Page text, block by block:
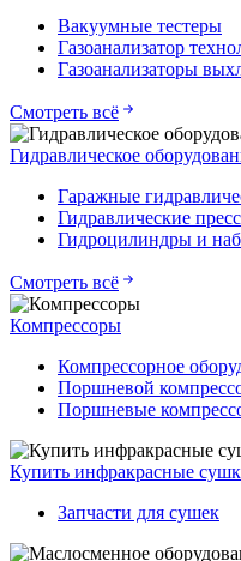
Вакуумные тестеры
Газоанализатор
Газоанализаторы
Смотреть всё
Гидравлическое
Гаражные
Гидравлические
Гидроцилиндры и
Смотреть всё
Компрессоры
Компрессорное
Поршневой
Поршневые
Купить инфракрасные
Запчасти для сушек